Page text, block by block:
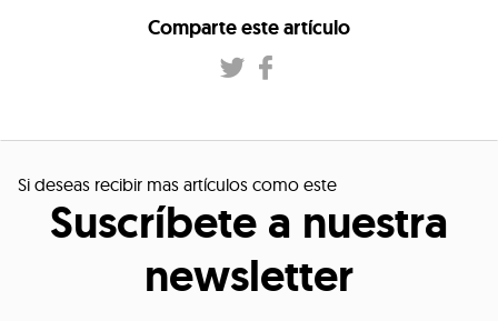
Comparte este artículo
Si deseas recibir mas artículos como este
Suscríbete a nuestra
newsletter